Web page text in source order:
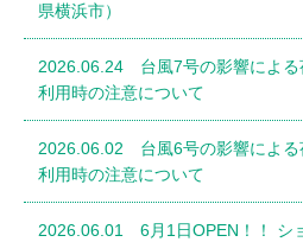
県横浜市）
2026.06.24 台風7号の影響による
利用時の注意について
2026.06.02 台風6号の影響による
利用時の注意について
2026.06.01 6月1日OPEN！！ シ